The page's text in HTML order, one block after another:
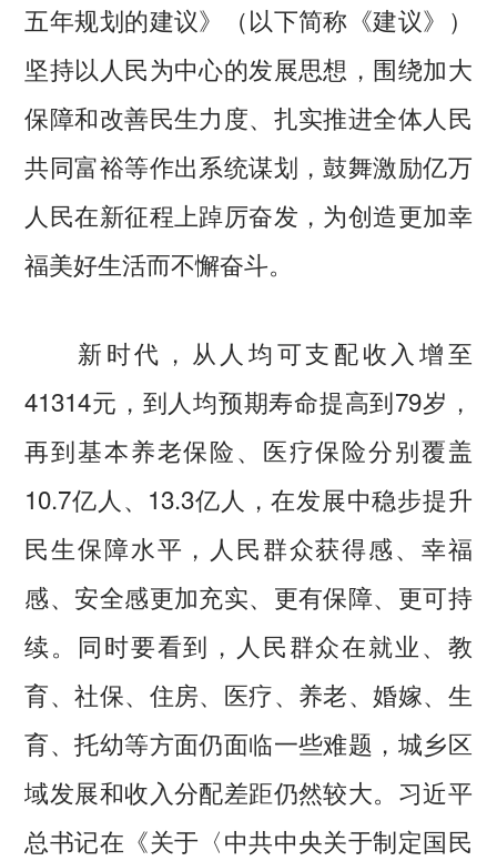
五年规划的建议》（以下简称《建议》）
坚持以人民为中心的发展思想，围绕加大
保障和改善民生力度、扎实推进全体人民
共同富裕等作出系统谋划，鼓舞激励亿万
人民在新征程上踔厉奋发，为创造更加幸
福美好生活而不懈奋斗。
新时代，从人均可支配收入增至
41314元，到人均预期寿命提高到79岁，
再到基本养老保险、医疗保险分别覆盖
10.7亿人、13.3亿人，在发展中稳步提升
民生保障水平，人民群众获得感、幸福
感、安全感更加充实、更有保障、更可持
续。同时要看到，人民群众在就业、教
育、社保、住房、医疗、养老、婚嫁、生
育、托幼等方面仍面临一些难题，城乡区
域发展和收入分配差距仍然较大。习近平
总书记在《关于〈中共中央关于制定国民